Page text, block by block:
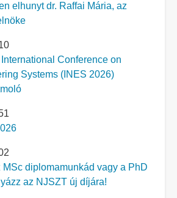
elhunyt dr. Raffai Mária, az
Conference on
Systems (INES 2026)
MSc diplomamunkád vagy a PhD
az NJSZT új díjára!